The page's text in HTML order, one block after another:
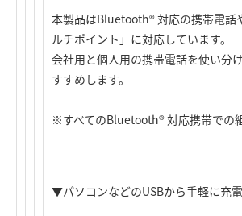
本製品はBluetooth® 対応の携帯電話
ルチポイント」に対応しています。
会社用と個人用の携帯電話を使い分
すすめします。
※すべてのBluetooth® 対応携帯での
▼パソコンなどのUSBから手軽に充